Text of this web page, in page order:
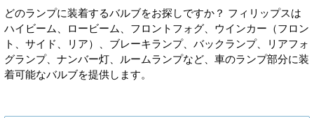
どのランプに装着するバルブをお探しですか？ フィリップスは
ハイビーム、ロービーム、フロントフォグ、ウインカー（フロン
ト、サイド、リア）、ブレーキランプ、バックランプ、リアフォ
グランプ、ナンバー灯、ルームランプなど、車のランプ部分に装
着可能なバルブを提供します。